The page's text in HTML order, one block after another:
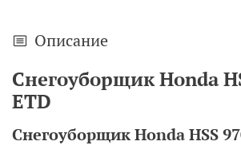
Описание
Снегоуборщик Honda
ETD
Снегоуборщик Honda HSS